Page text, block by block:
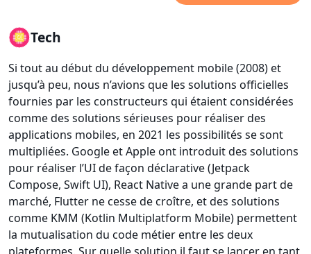
Tech
Si tout au début du développement mobile (2008) et
jusqu’à peu, nous n’avions que les solutions officielles
fournies par les constructeurs qui étaient considérées
comme des solutions sérieuses pour réaliser des
applications mobiles, en 2021 les possibilités se sont
multipliées. Google et Apple ont introduit des solutions
pour réaliser l’UI de façon déclarative (Jetpack
Compose, Swift UI), React Native a une grande part de
marché, Flutter ne cesse de croître, et des solutions
comme KMM (Kotlin Multiplatform Mobile) permettent
la mutualisation du code métier entre les deux